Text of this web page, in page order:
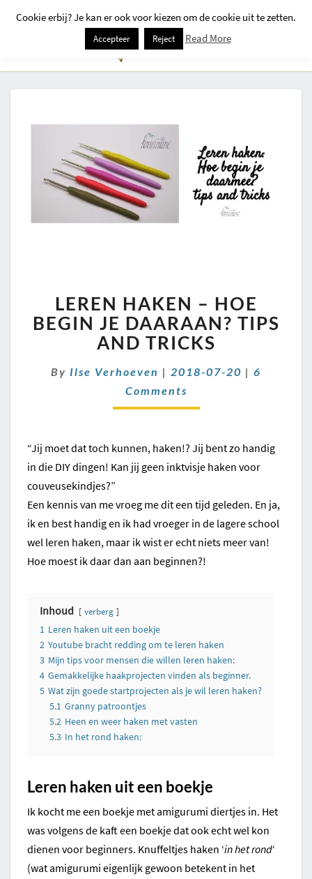
HAKEN
–
HOE
BEGIN
DAARAAN?
TIPS
AND
LEREN HAKEN – HOE
BEGIN JE DAARAAN? TIPS
AND TRICKS
By Ilse Verhoeven | 2018-07-20 | 6
Comments
“Jij moet dat toch kunnen, haken!? Jij bent zo handig
in die DIY dingen! Kan jij geen inktvisje haken voor
couveusekindjes?”
Een kennis van me vroeg me dit een tijd geleden. En ja,
ik en best handig en ik had vroeger in de lagere school
wel leren haken, maar ik wist er echt niets meer van!
Hoe moest ik daar dan aan beginnen?!
Inhoud verberg
1 Leren haken uit een boekje
2 Youtube bracht redding om te leren haken
3 Mijn tips voor mensen die willen leren haken:
4 Gemakkelijke haakprojecten vinden als beginner.
5 Wat zijn goede startprojecten als je wil leren haken?
5.1 Granny patroontjes
5.2 Heen en weer haken met vasten
5.3 In het rond haken:
Leren haken uit een boekje
Ik kocht me een boekje met amigurumi diertjes in. Het
was volgens de kaft een boekje dat ook echt wel kon
dienen voor beginners. Knuffeltjes haken ‘in het rond‘
(wat amigurumi eigenlijk gewoon betekent in het
Cookie erbij? Je kan er ook voor kiezen om de cookie uit te zetten.
Accepteer Reject Read More